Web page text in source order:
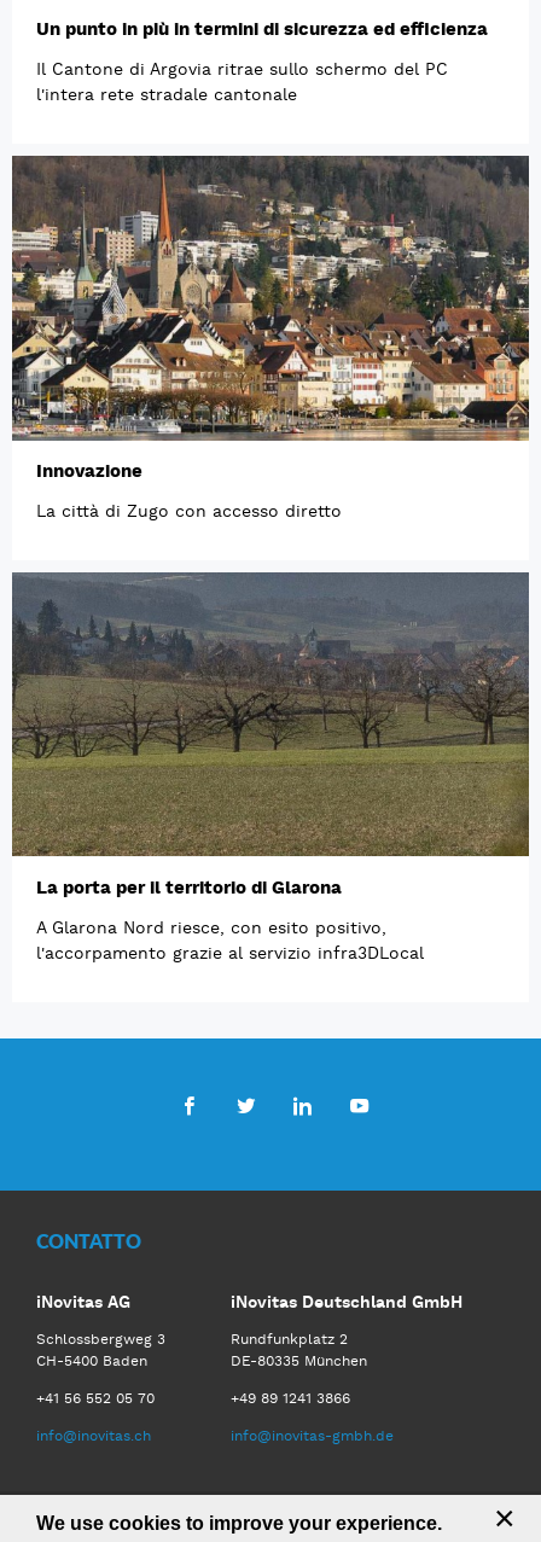
Un punto in più in termini di sicurezza ed efficienza
Il Cantone di Argovia ritrae sullo schermo del PC
l'intera rete stradale cantonale
Innovazione
La città di Zugo con accesso diretto
La porta per il territorio di Glarona
A Glarona Nord riesce, con esito positivo,
l'accorpamento grazie al servizio infra3DLocal
CONTATTO
iNovitas AG
Schlossbergweg 3
CH-5400 Baden
+41 56 552 05 70
info@inovitas.ch
iNovitas Deutschland GmbH
Rundfunkplatz 2
DE-80335 München
+49 89 1241 3866
info@inovitas-gmbh.de
We use cookies to improve your experience. ×